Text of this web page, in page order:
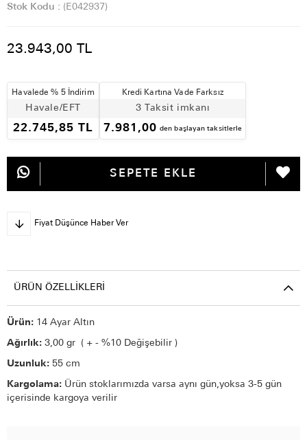
Stok Kodu (E042937)
23.943,00 TL
Havalede % 5 İndirim
Havale/EFT
22.745,85 TL
Kredi Kartına Vade Farksız
3 Taksit imkanı
7.981,00 den başlayan taksitlerle
Fiyat Düşünce Haber Ver
ÜRÜN ÖZELLIKLERI
Ürün: 14 Ayar Altın
Ağırlık: 3,00 gr ( + - %10 Değişebilir )
Uzunluk: 55 cm
Kargolama: Ürün stoklarımızda varsa aynı gün,yoksa 3-5 gün
içerisinde kargoya verilir